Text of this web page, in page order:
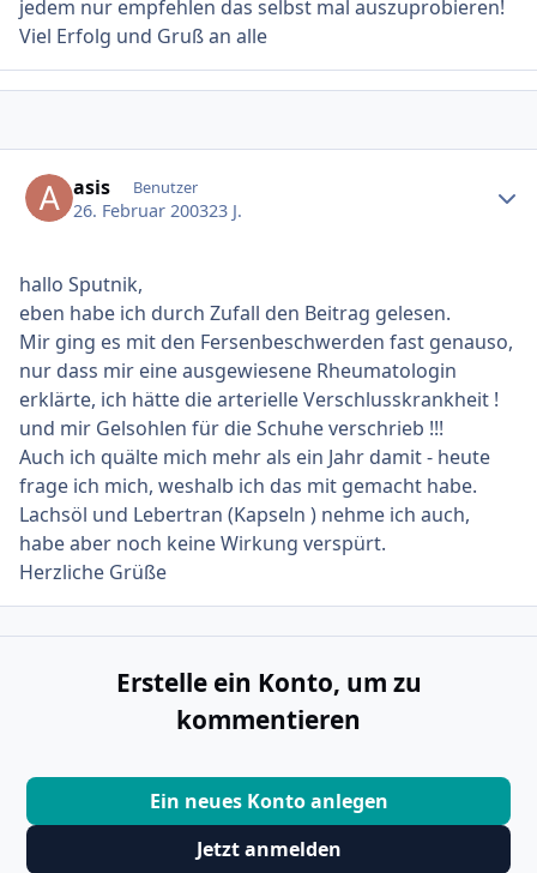
jedem nur empfehlen das selbst mal auszuprobieren!
Viel Erfolg und Gruß an alle
asis Benutzer
26. Februar 200323 J.
hallo Sputnik,
eben habe ich durch Zufall den Beitrag gelesen.
Mir ging es mit den Fersenbeschwerden fast genauso,
nur dass mir eine ausgewiesene Rheumatologin
erklärte, ich hätte die arterielle Verschlusskrankheit !
und mir Gelsohlen für die Schuhe verschrieb !!!
Auch ich quälte mich mehr als ein Jahr damit - heute
frage ich mich, weshalb ich das mit gemacht habe.
Lachsöl und Lebertran (Kapseln ) nehme ich auch,
habe aber noch keine Wirkung verspürt.
Herzliche Grüße
Erstelle ein Konto, um zu
kommentieren
Ein neues Konto anlegen
Jetzt anmelden